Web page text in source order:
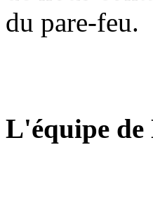
du pare-feu.
L'équipe de